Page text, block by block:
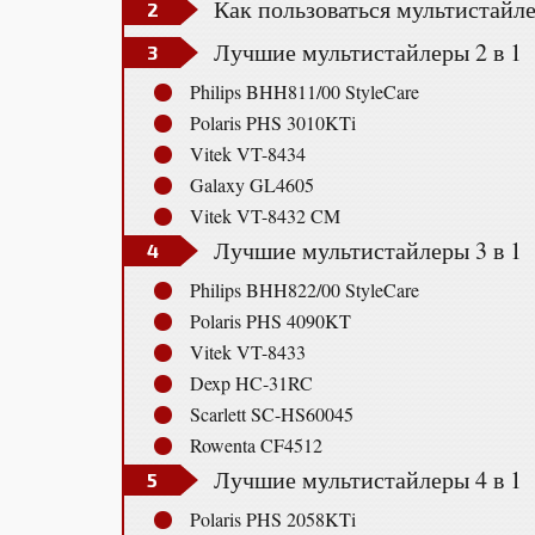
Как пользоваться
Лучшие мультистайлеры 2 в 1
Philips BHH811/00 StyleCare
Polaris PHS 3010KTi
Vitek VT-8434
Galaxy GL4605
Vitek VT-8432 CM
Лучшие мультистайлеры 3 в 1
Philips BHH822/00 StyleCare
Polaris PHS 4090KT
Vitek VT-8433
Dexp HC-31RC
Scarlett SC-HS60045
Rowenta CF4512
Лучшие мультистайлеры 4 в 1
Polaris PHS 2058KTi